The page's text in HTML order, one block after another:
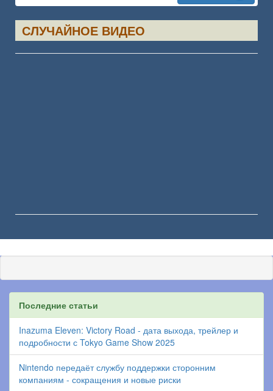
СЛУЧАЙНОЕ ВИДЕО
Последние статьи
Inazuma Eleven: Victory Road - дата выхода, трейлер и
подробности с Tokyo Game Show 2025
Nintendo передаёт службу поддержки сторонним
компаниям - сокращения и новые риски